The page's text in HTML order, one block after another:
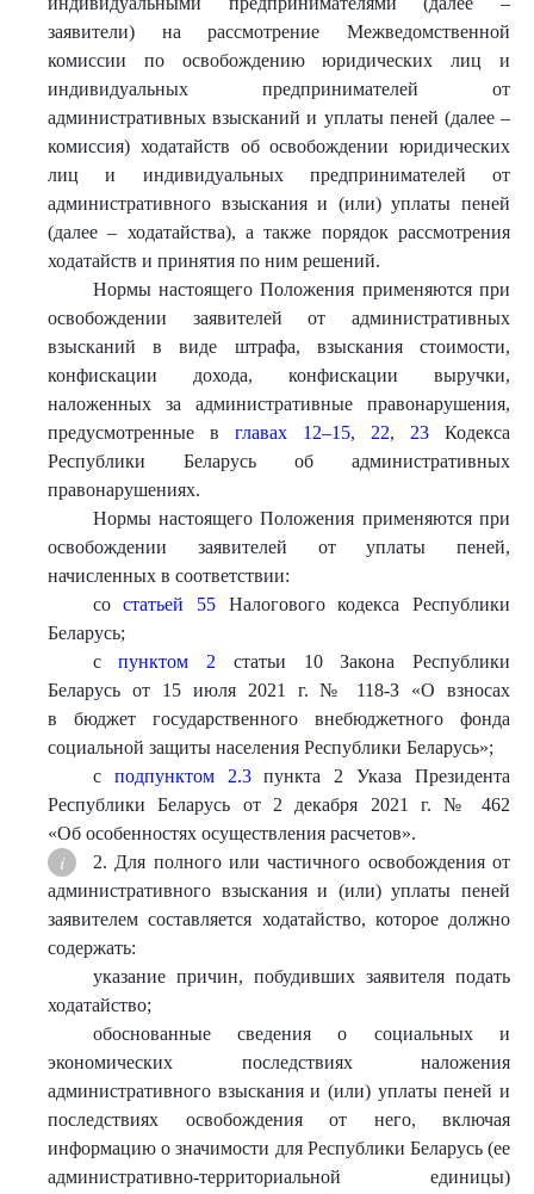
заявители) на рассмотрение Межведомственной
комиссии по освобождению юридических лиц и
индивидуальных предпринимателей от
административных взысканий и уплаты пеней (далее –
комиссия) ходатайств об освобождении юридических
лиц и индивидуальных предпринимателей от
административного взыскания и (или) уплаты пеней
(далее – ходатайства), а также порядок рассмотрения
ходатайств и принятия по ним решений.
Нормы настоящего Положения применяются при
освобождении заявителей от административных
взысканий в виде штрафа, взыскания стоимости,
конфискации дохода, конфискации выручки,
наложенных за административные правонарушения,
предусмотренные в главах 12–15, 22, 23 Кодекса
Республики Беларусь об административных
правонарушениях.
Нормы настоящего Положения применяются при
освобождении заявителей от уплаты пеней,
начисленных в соответствии:
состатьей 55 Налогового кодекса Республики
Беларусь;
спунктом 2 статьи 10 Закона Республики
Беларусь от 15 июля 2021 г. № 118-З «О взносах
в бюджет государственного внебюджетного фонда
социальной защиты населения Республики Беларусь»;
с подпунктом 2.3пункта 2 Указа Президента
Республики Беларусь от 2 декабря 2021 г. № 462
«Об особенностях осуществления расчетов».
2. Для полного или частичного освобождения от
административного взыскания и (или) уплаты пеней
заявителем составляется ходатайство, которое должно
содержать:
указание причин, побудивших заявителя подать
ходатайство;
обоснованные сведения о социальных и
экономических последствиях наложения
административного взыскания и (или) уплаты пеней и
последствиях освобождения от него, включая
информацию о значимости для Республики Беларусь (ее
административно-территориальной единицы)